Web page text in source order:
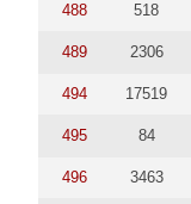
488 518
489 2306
494 17519
495 84
496 3463